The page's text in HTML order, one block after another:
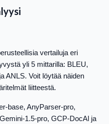
vertailuja eri
yli 5 mittarilla: BLEU,
ANLS. Voit löytää näiden
liitteestä.
base, AnyParser-pro,
1.5-pro, GCP-DocAl ja